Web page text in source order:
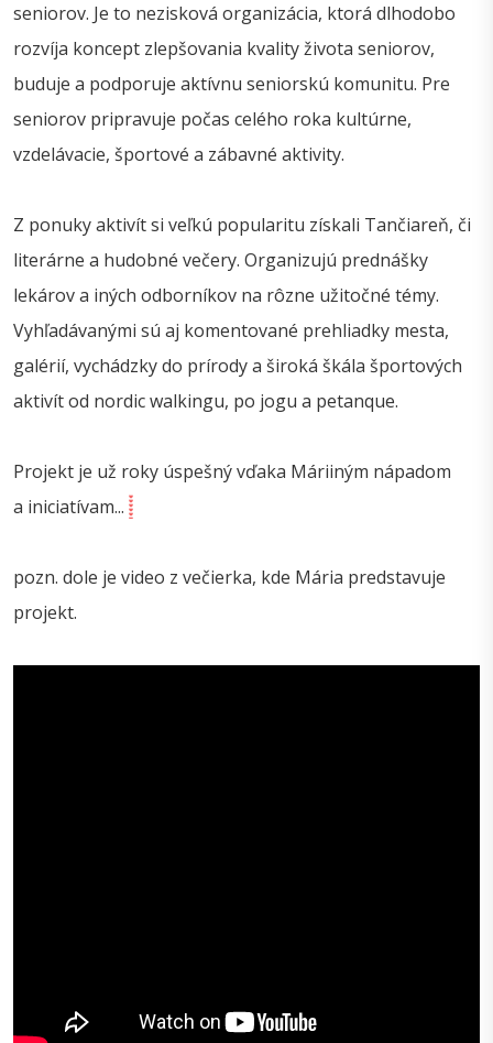
seniorov. Je to nezisková organizácia, ktorá dlhodobo
rozvíja koncept zlepšovania kvality života seniorov,
buduje a podporuje aktívnu seniorskú komunitu. Pre
seniorov pripravuje počas celého roka kultúrne,
vzdelávacie, športové a zábavné aktivity.
Z ponuky aktivít si veľkú popularitu získali Tančiareň, či
literárne a hudobné večery. Organizujú prednášky
lekárov a iných odborníkov na rôzne užitočné témy.
Vyhľadávanými sú aj komentované prehliadky mesta,
galérií, vychádzky do prírody a široká škála športových
aktivít od nordic walkingu, po jogu a petanque.
Projekt je už roky úspešný vďaka Máriiným nápadom
a iniciatívam...
pozn. dole je video z večierka, kde Mária predstavuje
projekt.